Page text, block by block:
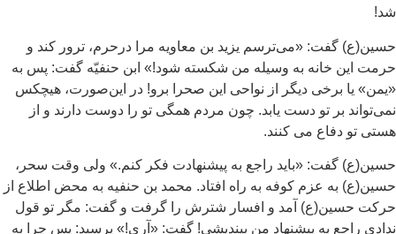
گفت: «می‌ترسم یزید بن معاویه مرا درحرم، ترور کند و
این خانه به وسیله من شکسته شود!» ابن حنفیّه گفت: پس به
یا برخی دیگر از نواحی این صحرا برو! در این‌صورت، هیچکس
بر تو دست یابد. چون مردم همگی تو را دوست دارند و از
تو دفاع می کنند.
گفت: «باید راجع به پیشنهادت فکر کنم.» ولی وقت سحر،
به عزم کوفه به راه افتاد. محمد بن حنفیه به محض اطلاع از
حسین(ع) آمد و افسار شترش را گرفت و گفت: مگر تو قول
راجع به پیشنهاد من بیندیشی! گفت: «آری!» پرسید: پس چرا به